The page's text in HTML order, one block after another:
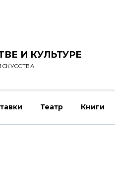
И КУЛЬТУРЕ
Театр Книги